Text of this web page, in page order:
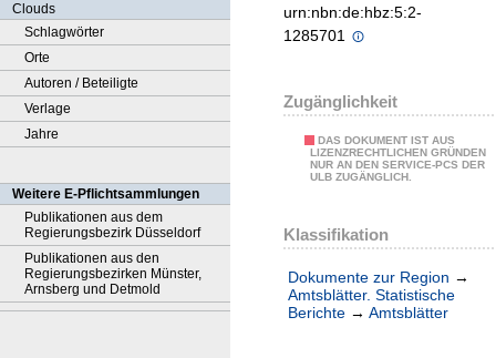
Clouds
Schlagwörter
Orte
Autoren / Beteiligte
Verlage
Jahre
Weitere E-Pflichtsammlungen
Publikationen aus dem
Regierungsbezirk Düsseldorf
Publikationen aus den
Regierungsbezirken Münster,
Arnsberg und Detmold
urn:nbn:de:hbz:5:2-
1285701
Zugänglichkeit
DAS DOKUMENT IST AUS
LIZENZRECHTLICHEN GRÜNDEN
NUR AN DEN SERVICE-PCS DER
ULB ZUGÄNGLICH.
Klassifikation
Dokumente zur Region →
Amtsblätter. Statistische
Berichte → Amtsblätter